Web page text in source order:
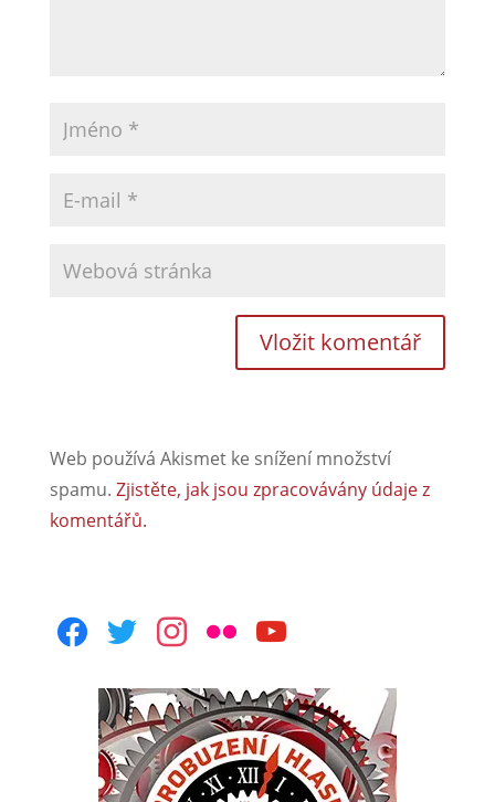
Web používá Akismet ke snížení množství
spamu. Zjistěte, jak jsou zpracovávány údaje z
komentářů.
facebooktwitterinstagram
flickr youtube